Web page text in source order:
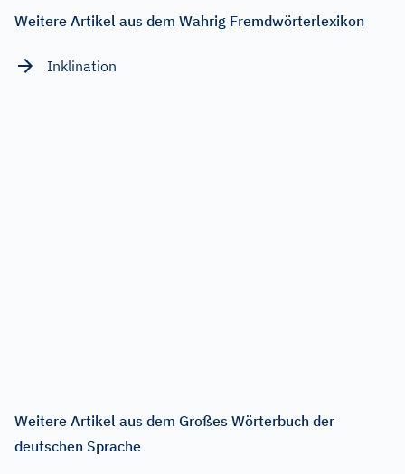
Weitere Artikel aus dem Wahrig Fremdwörterlexikon
Inklination
Weitere Artikel aus dem Großes Wörterbuch der
deutschen Sprache